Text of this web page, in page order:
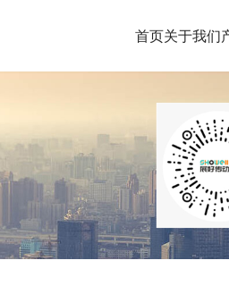
首页关于我们